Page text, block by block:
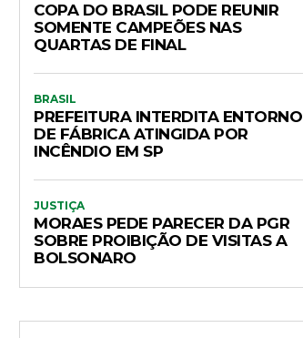
COPA DO BRASIL PODE REUNIR
SOMENTE CAMPEÕES NAS
QUARTAS DE FINAL
BRASIL
PREFEITURA INTERDITA ENTORNO
DE FÁBRICA ATINGIDA POR
INCÊNDIO EM SP
JUSTIÇA
MORAES PEDE PARECER DA PGR
SOBRE PROIBIÇÃO DE VISITAS A
BOLSONARO